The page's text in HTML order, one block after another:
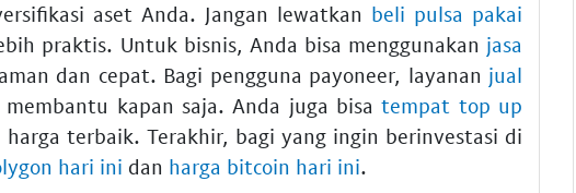
aset Anda. Jangan lewatkan beli pulsa pakai
praktis. Untuk bisnis, Anda bisa menggunakan jasa
dan cepat. Bagi pengguna payoneer, layanan jual
membantu kapan saja. Anda juga bisatempat top up
harga terbaik. Terakhir, bagi yang ingin berinvestasi di
hari ini dan harga bitcoin hari ini.